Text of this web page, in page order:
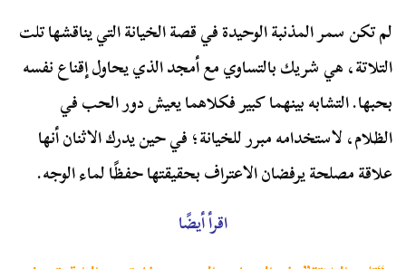
لم تكن سمر المذنبة الوحيدة في قصة الخيانة التي يناقشها تلت
التلاتة، هي شريك بالتساوي مع أمجد الذي يحاول إقناع نفسه
بحبها. التشابه بينهما كبير فكلاهما يعيش دور الحب في
الظلام، لاستخدامه مبرر للخيانة؛ في حين يدرك الاثنان أنها
علاقة مصلحة يرفضان الاعتراف بحقيقتها حفظًا لماء الوجه.
اقرأ أيضًا